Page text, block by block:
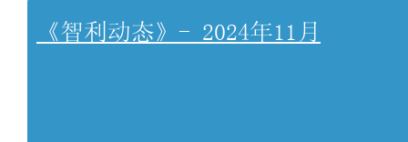
《智利动态》- 2024年11月